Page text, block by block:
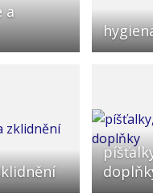
a